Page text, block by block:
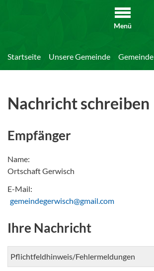
Menü
Startseite Unsere Gemeinde Gemeinde
Nachricht schreiben
Empfänger
Name:
Ortschaft Gerwisch
E-Mail:
gemeindegerwisch@gmail.com
Ihre Nachricht